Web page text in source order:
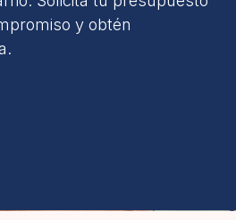
y obtén